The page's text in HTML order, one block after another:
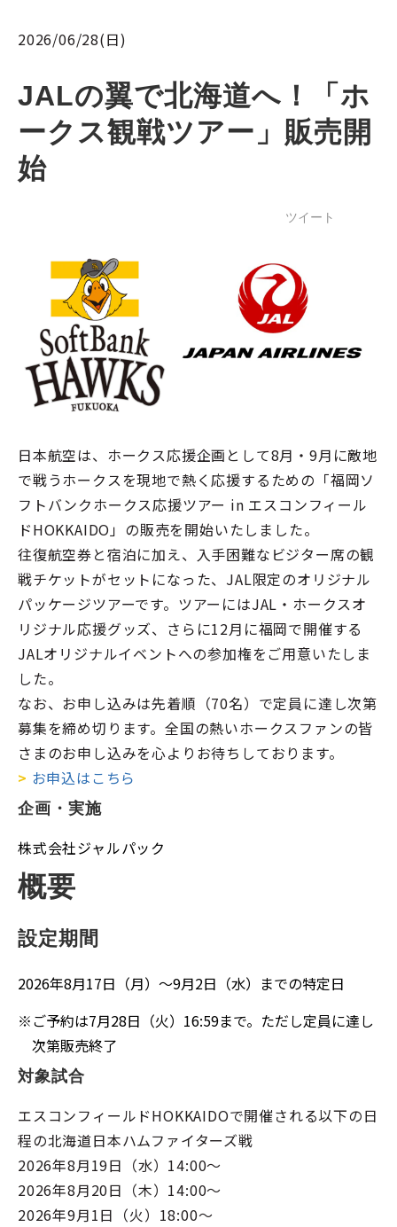
2026/06/28(日)
JALの翼で北海道へ！「ホ
ークス観戦ツアー」販売開
始
ツイート
日本航空は、ホークス応援企画として8月・9月に敵地
で戦うホークスを現地で熱く応援するための「福岡ソ
フトバンクホークス応援ツアー in エスコンフィール
ドHOKKAIDO」の販売を開始いたしました。
往復航空券と宿泊に加え、入手困難なビジター席の観
戦チケットがセットになった、JAL限定のオリジナル
パッケージツアーです。ツアーにはJAL・ホークスオ
リジナル応援グッズ、さらに12月に福岡で開催する
JALオリジナルイベントへの参加権をご用意いたしま
した。
なお、お申し込みは先着順（70名）で定員に達し次第
募集を締め切ります。全国の熱いホークスファンの皆
さまのお申し込みを心よりお待ちしております。
> お申込はこちら
企画・実施
株式会社ジャルパック
概要
設定期間
2026年8月17日（月）～9月2日（水）までの特定日
※ご予約は7月28日（火）16:59まで。ただし定員に達し
次第販売終了
対象試合
エスコンフィールドHOKKAIDOで開催される以下の日
程の北海道日本ハムファイターズ戦
2026年8月19日（水）14:00～
2026年8月20日（木）14:00～
2026年9月1日（火）18:00～